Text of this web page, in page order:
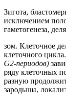
Зигота,
исключением
гаметогенеза,
зом. Клеточное
клеточного
G2-периодов)
ряду клеточных
разную
зародыша,